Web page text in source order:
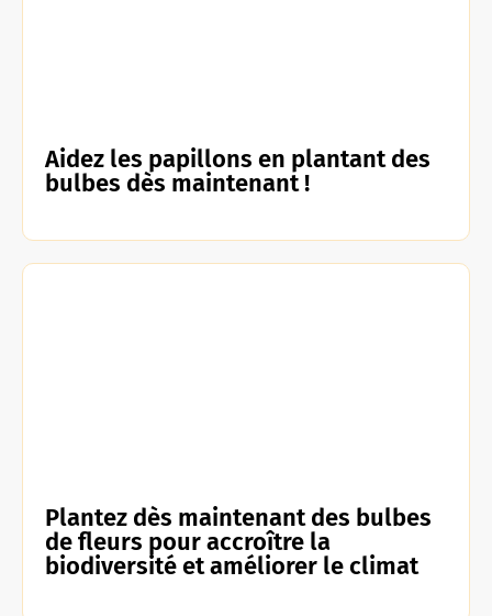
Aidez les papillons en plantant des
bulbes dès maintenant !
Plantez dès maintenant des bulbes
de fleurs pour accroître la
biodiversité et améliorer le climat